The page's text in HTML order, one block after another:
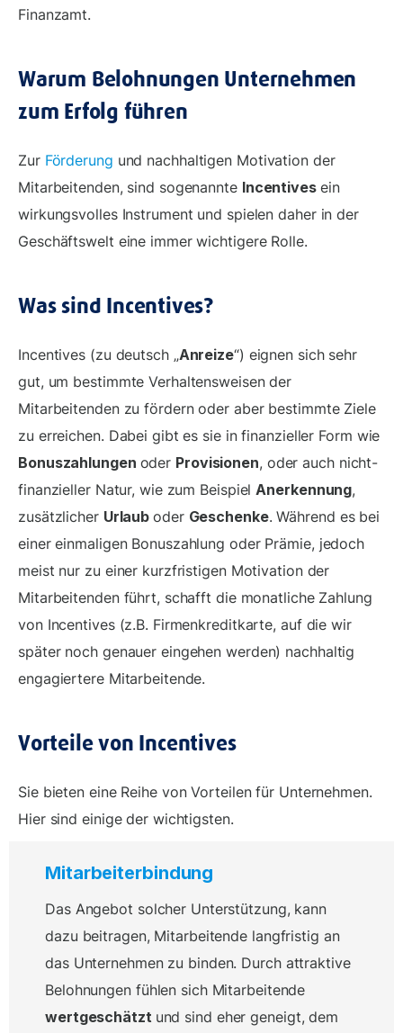
Finanzamt.
Warum Belohnungen Unternehmen
zum Erfolg führen
Zur Förderung und nachhaltigen Motivation der
Mitarbeitenden, sind sogenannte Incentives ein
wirkungsvolles Instrument und spielen daher in der
Geschäftswelt eine immer wichtigere Rolle.
Was sind Incentives?
Incentives (zu deutsch „Anreize“) eignen sich sehr
gut, um bestimmte Verhaltensweisen der
Mitarbeitenden zu fördern oder aber bestimmte Ziele
zu erreichen. Dabei gibt es sie in finanzieller Form wie
Bonuszahlungen oder Provisionen, oder auch nicht-
finanzieller Natur, wie zum Beispiel Anerkennung,
zusätzlicher Urlauboder Geschenke. Während es bei
einer einmaligen Bonuszahlung oder Prämie, jedoch
meist nur zu einer kurzfristigen Motivation der
Mitarbeitenden führt, schafft die monatliche Zahlung
von Incentives (z.B. Firmenkreditkarte, auf die wir
später noch genauer eingehen werden) nachhaltig
engagiertere Mitarbeitende.
Vorteile von Incentives
Sie bieten eine Reihe von Vorteilen für Unternehmen.
Hier sind einige der wichtigsten.
Mitarbeiterbindung
Das Angebot solcher Unterstützung, kann
dazu beitragen, Mitarbeitende langfristig an
das Unternehmen zu binden. Durch attraktive
Belohnungen fühlen sich Mitarbeitende
wertgeschätzt und sind eher geneigt, dem